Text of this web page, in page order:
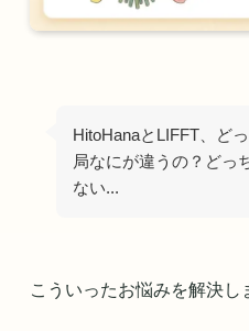
HitoHanaとLIFFT、ど
局なにが違うの？どっ
ない...
こういったお悩みを解決し